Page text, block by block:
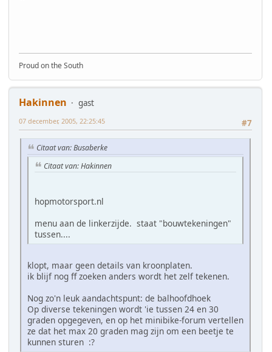
Proud on the South
Hakinnen
gast
#7
07 december, 2005, 22:25:45
Citaat van: Busaberke
Citaat van: Hakinnen
hopmotorsport.nl
menu aan de linkerzijde. staat "bouwtekeningen"
tussen....
klopt, maar geen details van kroonplaten.
ik blijf nog ff zoeken anders wordt het zelf tekenen.
Nog zo'n leuk aandachtspunt: de balhoofdhoek
Op diverse tekeningen wordt 'ie tussen 24 en 30
graden opgegeven, en op het minibike-forum vertellen
ze dat het max 20 graden mag zijn om een beetje te
kunnen sturen :?